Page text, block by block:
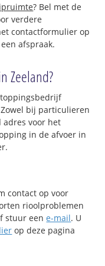
? Bel met de
verdere
contactformulier op
afspraak.
Zeeland?
bij particulieren
adres voor het
in de afvoer in
contact op voor
rioolproblemen
stuur eene-mail. U
op deze pagina